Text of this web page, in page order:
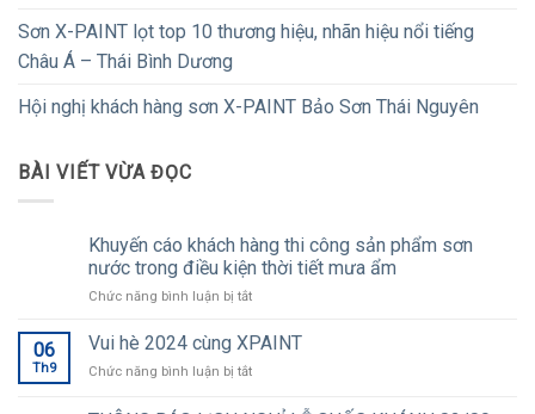
Sơn X-PAINT lọt top 10 thương hiệu, nhãn hiệu nổi tiếng
Châu Á – Thái Bình Dương
Hội nghị khách hàng sơn X-PAINT Bảo Sơn Thái Nguyên
BÀI VIẾT VỪA ĐỌC
Khuyến cáo khách hàng thi công sản phẩm sơn
nước trong điều kiện thời tiết mưa ẩm
Chức năng bình luận bị tắtở
cáo
hàng
06
Th9
Vui hè 2024 cùng XPAINT
Chức năng bình luận bị tắtở